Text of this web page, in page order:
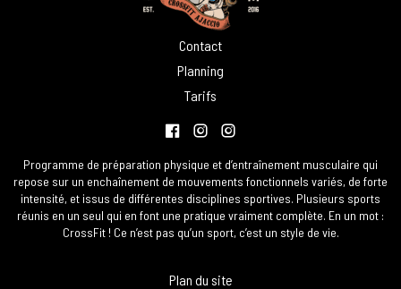
Contact
Planning
Tarifs
FacebookInstagram
Programme de préparation physique et d’entraînement musculaire qui
repose sur un enchaînement de mouvements fonctionnels variés, de forte
intensité, et issus de différentes disciplines sportives. Plusieurs sports
réunis en un seul qui en font une pratique vraiment complète. En un mot :
CrossFit ! Ce n’est pas qu’un sport, c’est un style de vie.
Plan du site